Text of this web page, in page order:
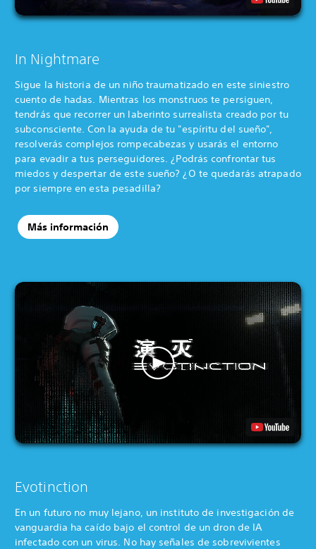
In Nightmare
Sigue la historia de un niño traumatizado en este siniestro
cuento de hadas. Mientras los monstruos te persiguen,
tendrás que recorrer un laberinto surrealista creado por tu
subconsciente. Con la ayuda de tu "espíritu del sueño",
resolverás complejos rompecabezas y usarás el entorno
para evadir a tus perseguidores. ¿Podrás confrontar tus
miedos y despertar de este sueño? ¿O te quedarás atrapado
por siempre en esta pesadilla?
Más información
Evotinction
En un futuro no muy lejano, un instituto de investigación de
vanguardia ha caído bajo el control de un dron de IA
infectado con un virus. No hay señales de sobrevivientes